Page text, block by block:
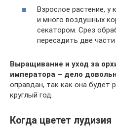
Взрослое растение, у
и много воздушных
секатором. Срез
пересадить две
Выращивание и уход за
императора – дело
оправдан, так как она будет
круглый год.
Когда цветет лудизия